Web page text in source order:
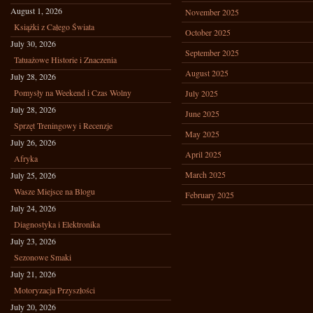
August 1, 2026
Książki z Całego Świata
July 30, 2026
Tatuażowe Historie i Znaczenia
July 28, 2026
Pomysły na Weekend i Czas Wolny
July 28, 2026
Sprzęt Treningowy i Recenzje
July 26, 2026
Afryka
July 25, 2026
Wasze Miejsce na Blogu
July 24, 2026
Diagnostyka i Elektronika
July 23, 2026
Sezonowe Smaki
July 21, 2026
Motoryzacja Przyszłości
July 20, 2026
November 2025
October 2025
September 2025
August 2025
July 2025
June 2025
May 2025
April 2025
March 2025
February 2025